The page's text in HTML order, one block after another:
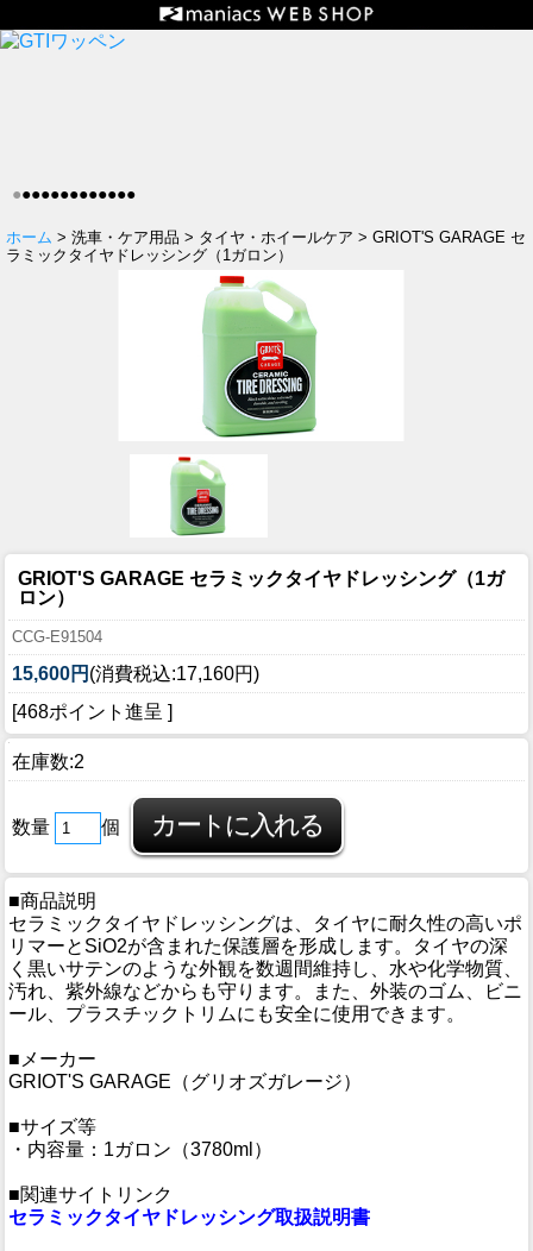
●●●●●●●●●●●●●
ホーム > 洗車・ケア用品 > タイヤ・ホイールケア > GRIOT'S GARAGE セ
ラミックタイヤドレッシング（1ガロン）
GRIOT'S GARAGE セラミックタイヤドレッシング（1ガ
ロン）
CCG-E91504
15,600円 (消費税込:17,160円)
[468ポイント進呈 ]
在庫数:2
数量 個
■商品説明
セラミックタイヤドレッシングは、タイヤに耐久性の高いポ
リマーとSiO2が含まれた保護層を形成します。タイヤの深
く黒いサテンのような外観を数週間維持し、水や化学物質、
汚れ、紫外線などからも守ります。また、外装のゴム、ビニ
ール、プラスチックトリムにも安全に使用できます。
■メーカー
GRIOT'S GARAGE（グリオズガレージ）
■サイズ等
・内容量：1ガロン（3780ml）
■関連サイトリンク
セラミックタイヤドレッシング取扱説明書